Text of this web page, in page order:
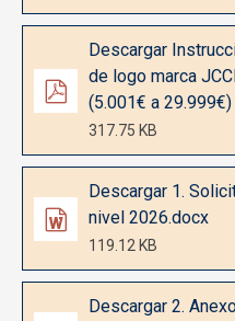
Documento
Descargar
de logo marca
(5.001€ a 29.999€)
317.75 KB
Documento
Descargar 1.
nivel 2026.docx
119.12 KB
Documento
Descargar 2.